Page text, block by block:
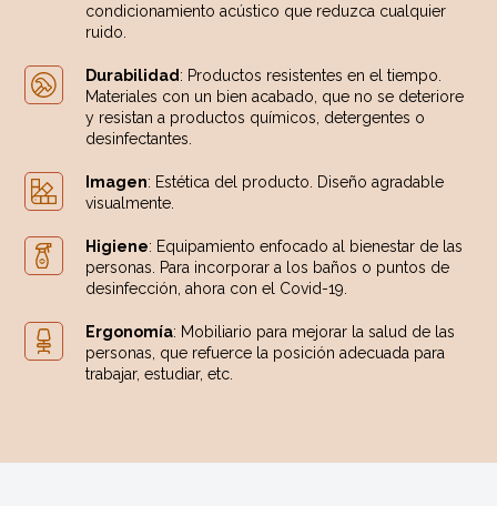
condicionamiento acústico que reduzca cualquier
ruido.
Durabilidad : Productos resistentes en el tiempo.
Materiales con un bien acabado, que no se deteriore
y resistan a productos químicos, detergentes o
desinfectantes.
Imagen: Estética del producto. Diseño agradable
visualmente.
Higiene: Equipamiento enfocado al bienestar de las
personas. Para incorporar a los baños o puntos de
desinfección, ahora con el Covid-19.
Ergonomía: Mobiliario para mejorar la salud de las
personas, que refuerce la posición adecuada para
trabajar, estudiar, etc.